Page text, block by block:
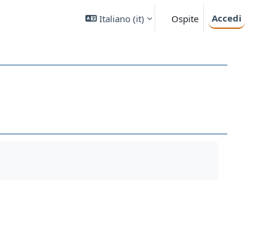
Italiano ‎(it)‎ Ospite Accedi